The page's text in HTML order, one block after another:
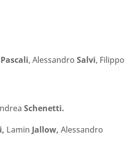
Pascali, Alessandro Salvi, Filippo
Schenetti.
Lamin Jallow, Alessandro